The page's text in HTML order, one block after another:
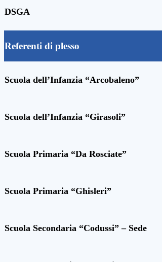
DSGA
Referenti di plesso
Scuola dell’Infanzia “Arcobaleno”
Scuola dell’Infanzia “Girasoli”
Scuola Primaria “Da Rosciate”
Scuola Primaria “Ghisleri”
Scuola Secondaria “Codussi” – Sede